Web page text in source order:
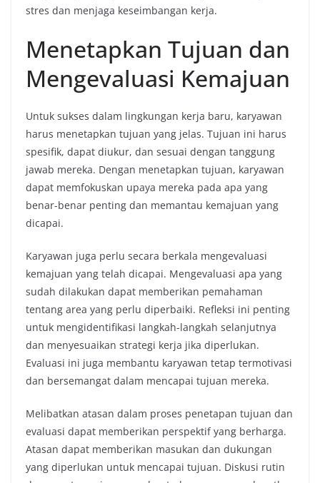
stres dan menjaga keseimbangan kerja.
Menetapkan Tujuan dan
Mengevaluasi Kemajuan
Untuk sukses dalam lingkungan kerja baru, karyawan
harus menetapkan tujuan yang jelas. Tujuan ini harus
spesifik, dapat diukur, dan sesuai dengan tanggung
jawab mereka. Dengan menetapkan tujuan, karyawan
dapat memfokuskan upaya mereka pada apa yang
benar-benar penting dan memantau kemajuan yang
dicapai.
Karyawan juga perlu secara berkala mengevaluasi
kemajuan yang telah dicapai. Mengevaluasi apa yang
sudah dilakukan dapat memberikan pemahaman
tentang area yang perlu diperbaiki. Refleksi ini penting
untuk mengidentifikasi langkah-langkah selanjutnya
dan menyesuaikan strategi kerja jika diperlukan.
Evaluasi ini juga membantu karyawan tetap termotivasi
dan bersemangat dalam mencapai tujuan mereka.
Melibatkan atasan dalam proses penetapan tujuan dan
evaluasi dapat memberikan perspektif yang berharga.
Atasan dapat memberikan masukan dan dukungan
yang diperlukan untuk mencapai tujuan. Diskusi rutin